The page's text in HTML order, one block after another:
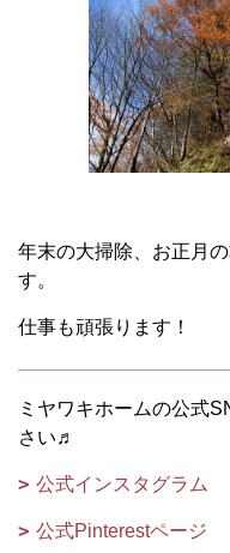
年末の大掃除、お正月
す。
仕事も頑張ります！
ミヤワキホームの公式
さい♬
公式インスタグラム
公式Pinterestページ